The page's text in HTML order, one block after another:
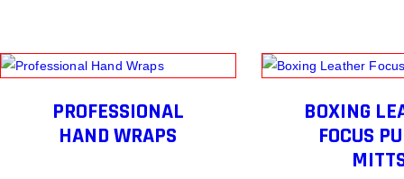
PROFESSIONAL
HAND WRAPS
BOXING
FOCUS